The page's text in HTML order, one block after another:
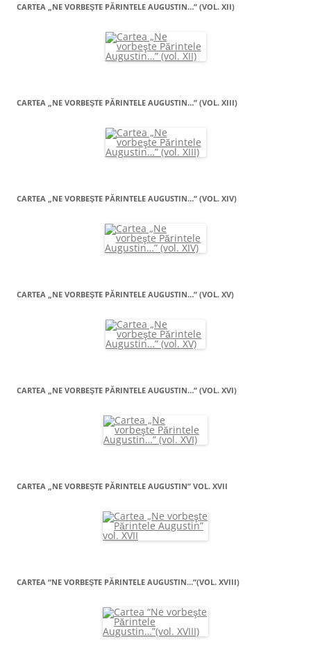
CARTEA „NE VORBEŞTE PĂRINTELE AUGUSTIN…” (VOL. XII)
CARTEA „NE VORBEŞTE PĂRINTELE AUGUSTIN…” (VOL. XIII)
CARTEA „NE VORBEŞTE PĂRINTELE AUGUSTIN…” (VOL. XIV)
CARTEA „NE VORBEŞTE PĂRINTELE AUGUSTIN…” (VOL. XV)
CARTEA „NE VORBEŞTE PĂRINTELE AUGUSTIN…” (VOL. XVI)
CARTEA „NE VORBEŞTE PĂRINTELE AUGUSTIN” VOL. XVII
CARTEA “NE VORBEŞTE PĂRINTELE AUGUSTIN…”(VOL. XVIII)